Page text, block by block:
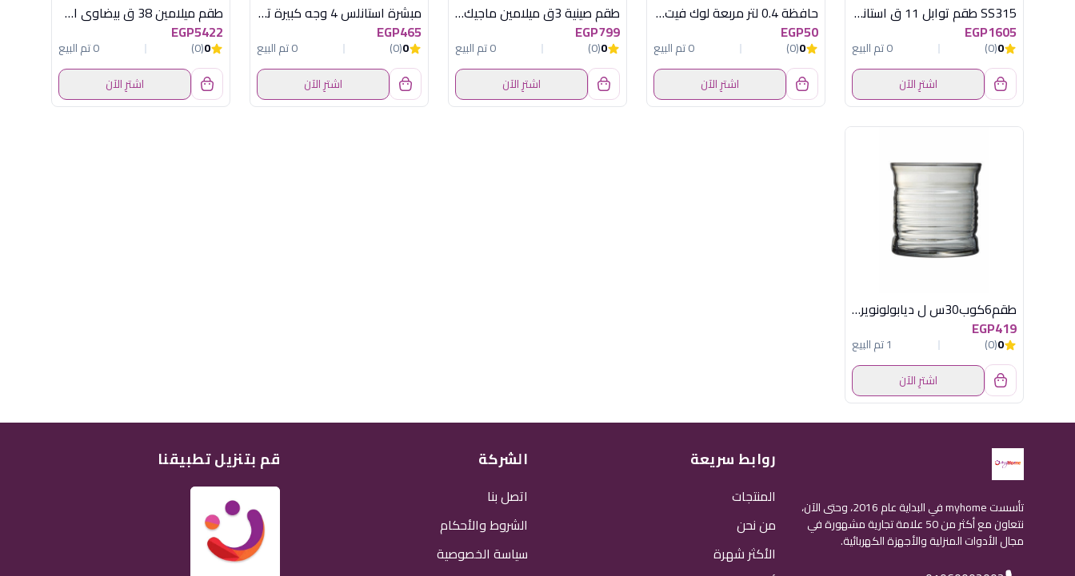
SS315 طقم توابل 11 ق استانلس اكسفورد
EGP1605
0
(0)
0 تم البيع
اشترِ الآن
حافظة 0.4 لتر مربعة لوك فيت يوكسان
EGP50
0
(0)
0 تم البيع
اشترِ الآن
طقم صينية 3ق ميلامين ماجيك هاور
EGP799
0
(0)
0 تم البيع
اشترِ الآن
مبشرة استانلس 4 وجه كبيرة توسكوما
EGP465
0
(0)
0 تم البيع
اشترِ الآن
طقم ميلامين 38 ق بيضاوى اكسفورد - كود 3552
EGP5422
0
(0)
0 تم البيع
اشترِ الآن
طقم6كوب30س ل ديابولونوير لومينارك فرنساو
EGP419
0
(0)
1 تم البيع
اشترِ الآن
تأسست myhome في البداية عام 2016، وحتى الآن،
نتعاون مع أكثر من 50 علامة تجارية مشهورة في
مجال الأدوات المنزلية والأجهزة الكهربائية.
روابط سريعة
المنتجات
من نحن
الأكثر شهرة
الشركة
اتصل بنا
الشروط والأحكام
سياسة الخصوصية
قم بتنزيل تطبيقنا